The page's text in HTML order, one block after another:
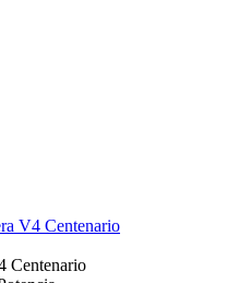
V4 Centenario
Centenario